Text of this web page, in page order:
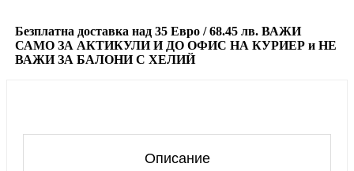
САМО ЗА АКТИКУЛИ И ДО ОФИС НА КУРИЕР и
ВАЖИ ЗА БАЛОНИ С ХЕЛИЙ